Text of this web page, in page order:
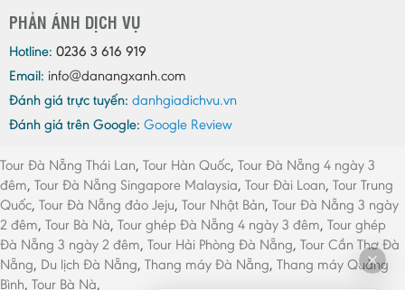
PHẢN ÁNH DỊCH VỤ
Hotline: 0236 3 616 919
Email: info@danangxanh.com
Đánh giá trực tuyến: danhgiadichvu.vn
Đánh giá trên Google: Google Review
Tour Đà Nẵng Thái Lan, Tour Hàn Quốc, Tour Đà Nẵng 4 ngày 3
đêm, Tour Đà Nẵng Singapore Malaysia, Tour Đài Loan, Tour Trung
Quốc, Tour Đà Nẵng đảo Jeju, Tour Nhật Bản, Tour Đà Nẵng 3 ngày
2 đêm, Tour Bà Nà, Tour ghép Đà Nẵng 4 ngày 3 đêm, Tour ghép
Đà Nẵng 3 ngày 2 đêm, Tour Hải Phòng Đà Nẵng, Tour Cần Thơ Đà
Nẵng, Du lịch Đà Nẵng, Thang máy Đà Nẵng, Thang máy Quảng
Bình, Tour Bà Nà,